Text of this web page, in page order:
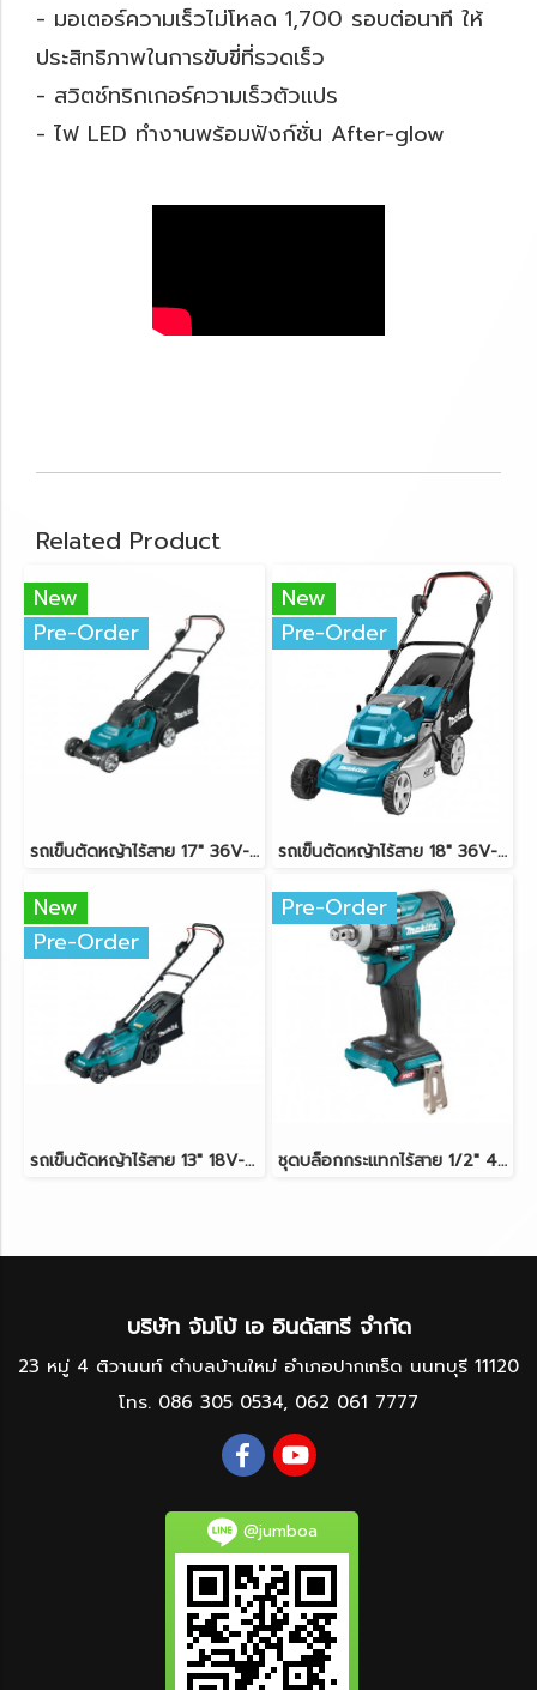
- มอเตอร์ความเร็วไม่โหลด 1,700 รอบต่อนาที ให้
ประสิทธิภาพในการขับขี่ที่รวดเร็ว
- สวิตช์ทริกเกอร์ความเร็วตัวแปร
- ไฟ LED ทำงานพร้อมฟังก์ชั่น After-glow
Related Product
New
Pre-Order
รถเข็นตัดหญ้าไร้สาย 17" 36V-LXT (18Vx2) MAKITA DLM432Z ตัวเครื่องเปล่า
New
Pre-Order
รถเข็นตัดหญ้าไร้สาย 18" 36V-BL (18Vx2) MAKITA DLM460Z ตัวเครื่องเปล่า
New
Pre-Order
รถเข็นตัดหญ้าไร้สาย 13" 18V-LXT MAKITA DLM330Z ตัวเครื่องเปล่า
Pre-Order
ชุดบล็อกกระแทกไร้สาย 1/2" 40V-BL MAKITA TW004GD201
บริษัท จัมโบ้ เอ อินดัสทรี จำกัด
23 หมู่ 4 ติวานนท์ ตำบลบ้านใหม่ อำเภอปากเกร็ด นนทบุรี 11120
โทร. 086 305 0534, 062 061 7777
@jumboa